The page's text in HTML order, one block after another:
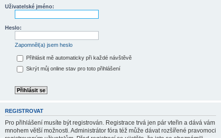
Uživatelské jméno:
Heslo:
Zapomněl(a) jsem heslo
Přihlásit mě automaticky při každé návštěvě
Skrýt můj online stav pro toto přihlášení
REGISTROVAT
Pro přihlášení musíte být registrován. Registrace trvá jen pár vteřin a dává vám
mnohem větší možnosti. Administrátor fóra též může dávat rozšířené pravomoci